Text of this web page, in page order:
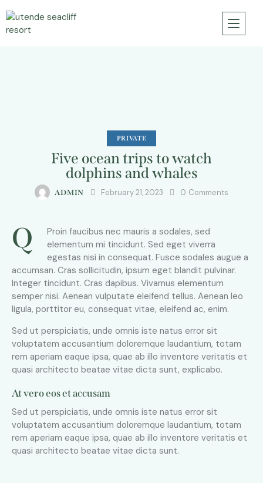
PRIVATE
Five ocean trips to watch
dolphins and whales
ADMIN February 21, 2023 0 Comments
Q
Proin faucibus nec mauris a sodales, sed
elementum mi tincidunt. Sed eget viverra
egestas nisi in consequat. Fusce sodales augue a
accumsan. Cras sollicitudin, ipsum eget blandit pulvinar.
Integer tincidunt. Cras dapibus. Vivamus elementum
semper nisi. Aenean vulputate eleifend tellus. Aenean leo
ligula, porttitor eu, consequat vitae, eleifend ac, enim.
Sed ut perspiciatis, unde omnis iste natus error sit
voluptatem accusantium doloremque laudantium, totam
rem aperiam eaque ipsa, quae ab illo inventore veritatis et
quasi architecto beatae vitae dicta sunt, explicabo.
At vero eos et accusam
Sed ut perspiciatis, unde omnis iste natus error sit
voluptatem accusantium doloremque laudantium, totam
rem aperiam eaque ipsa, quae ab illo inventore veritatis et
quasi architecto beatae vitae dicta sunt.